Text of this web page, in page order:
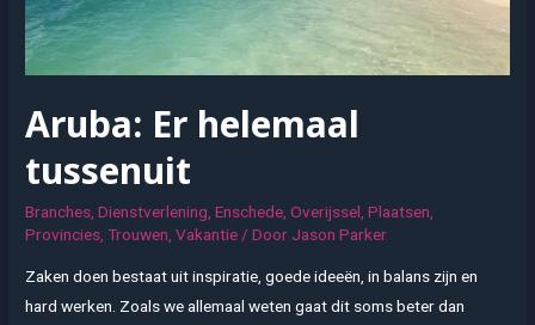
Aruba: Er helemaal
tussenuit
Branches ,Dienstverlening ,Enschede ,Overijssel ,Plaatsen
Provincies ,Trouwen ,Vakantie / Door Jason Parker
Zaken doen bestaat uit inspiratie, goede ideeën, in balans zijn en
hard werken. Zoals we allemaal weten gaat dit soms beter dan